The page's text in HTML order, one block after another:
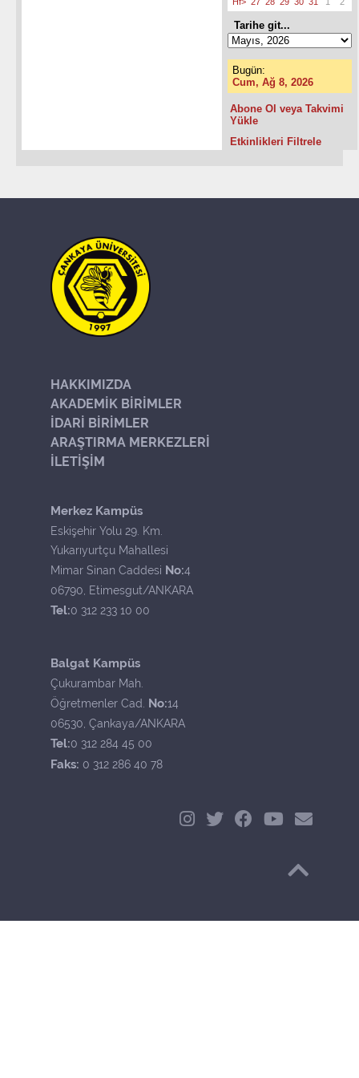
Tarihe git...
Bugün:
Cum, Ağ 8, 2026
Abone Ol veya Takvimi
Yükle
Etkinlikleri Filtrele
HAKKIMIZDA
AKADEMİK BİRİMLER
İDARİ BİRİMLER
ARAŞTIRMA MERKEZLERİ
İLETİŞİM
Merkez Kampüs
Eskişehir Yolu 29. Km.
Yukarıyurtçu Mahallesi
Mimar Sinan Caddesi No:4
06790, Etimesgut/ANKARA
Tel:0 312 233 10 00
Balgat Kampüs
Çukurambar Mah.
Öğretmenler Cad. No:14
06530, Çankaya/ANKARA
Tel:0 312 284 45 00
Faks: 0 312 286 40 78